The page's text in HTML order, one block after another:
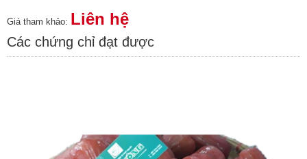
Giá tham khảo: Liên hệ
Các chứng chỉ đạt được